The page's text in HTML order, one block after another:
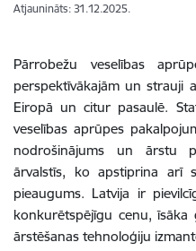
Atjaunināts: 31.12.2025.
Pārrobežu veselības
perspektīvākajām un strauji
Eiropā un citur pasaulē.
veselības aprūpes
nodrošinājums un ārstu
ārvalstīs, ko apstiprina arī
pieaugums. Latvija ir
konkurētspējīgu cenu,
ārstēšanas tehnoloģiju